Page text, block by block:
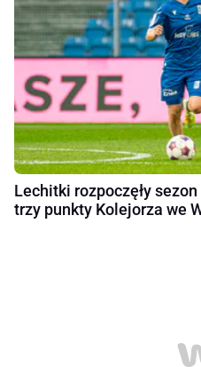
Lechitki rozpoczęły
trzy punkty Kolejorza we